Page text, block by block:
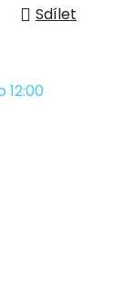
Sdílet
12:00